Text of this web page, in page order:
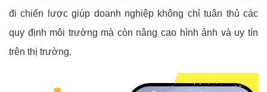
đi chiến lược giúp doanh nghiệp không chỉ tuân thủ các
quy định môi trường mà còn nâng cao hình ảnh và uy tín
trên thị trường.